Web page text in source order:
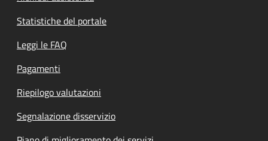
Statistiche del portale
Leggi le FAQ
Pagamenti
Riepilogo valutazioni
Segnalazione disservizio